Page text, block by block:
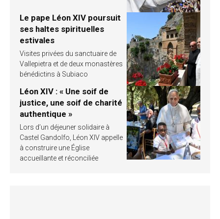
Le pape Léon XIV poursuit
ses haltes spirituelles
estivales
Visites privées du sanctuaire de
Vallepietra et de deux monastères
bénédictins à Subiaco
Léon XIV : « Une soif de
justice, une soif de charité
authentique »
Lors d’un déjeuner solidaire à
Castel Gandolfo, Léon XIV appelle
à construire une Église
accueillante et réconciliée